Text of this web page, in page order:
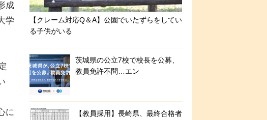
成
学
に
【クレーム対応Q＆A】公園でいたずらをしてい
る子供がいる
茨城県の公立7校で校長を公募、
教員免許不問…エン
【教員採用】長崎県、最終合格者